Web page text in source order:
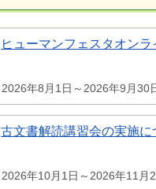
ヒューマンフェスタオン
2026年8月1日～2026年9月30
古文書解読講習会の実施に
2026年10月1日～2026年11月